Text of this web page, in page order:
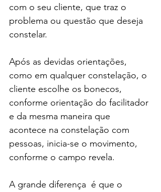
com o seu cliente, que traz o
problema ou questão que deseja
constelar.
Após as devidas orientações,
como em qualquer constelação, o
cliente escolhe os bonecos,
conforme orientação do facilitador
e da mesma maneira que
acontece na constelação com
pessoas, inicia-se o movimento,
conforme o campo revela.
A grande diferença  é que o